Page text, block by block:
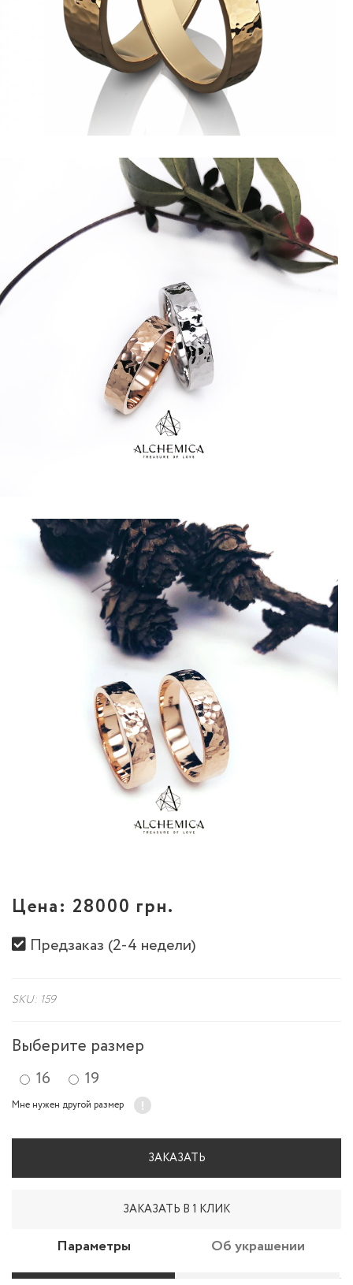
Цена: 28000 грн.
Предзаказ (2-4 недели)
SKU: 159
Выберите размер
16 19
Мне нужен другой размер
ЗАКАЗАТЬ
ЗАКАЗАТЬ В 1 КЛИК
Параметры Об украшении